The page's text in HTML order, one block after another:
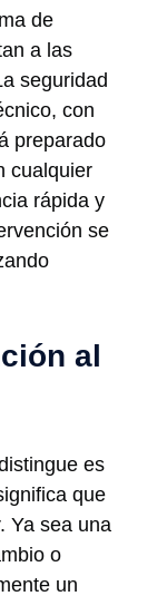
de
a las
seguridad
con
preparado
cualquier
rápida y
se
al
es
que
Ya sea una
o
un